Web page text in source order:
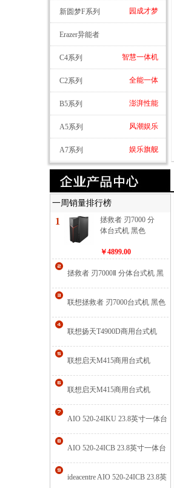
园成才梦
新圆梦F系列
Erazer异能者
智慧一体机
C4系列
全能一体
C2系列
澎湃性能
B5系列
风潮娱乐
A5系列
娱乐旗舰
A7系列
一周销量排行榜
1
拯救者 刃7000 分
体台式机 黑色
￥4899.00
拯救者 刃7000Ⅱ 分体台式机 黑
色
联想拯救者 刃7000台式机 黑色
联想扬天T4900D商用台式机
联想启天M415商用台式机
联想启天M415商用台式机
AIO 520-24IKU 23.8英寸一体台
式机 银色
AIO 520-24ICB 23.8英寸一体台
式机 银色
ideacentre AIO 520-24ICB 23.8英